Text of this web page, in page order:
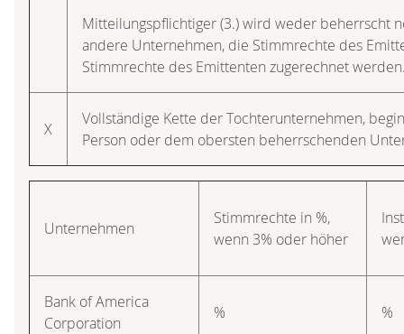
Mitteilungspflichtiger (3.) wird weder beherrscht
andere Unternehmen, die Stimmrechte des
Stimmrechte des Emittenten zugerechnet
X
Vollständige Kette der Tochterunternehmen,
Person oder dem obersten beherrschenden
Unternehmen
Stimmrechte in %,
wenn 3% oder höher
Bank of America
Corporation
% %